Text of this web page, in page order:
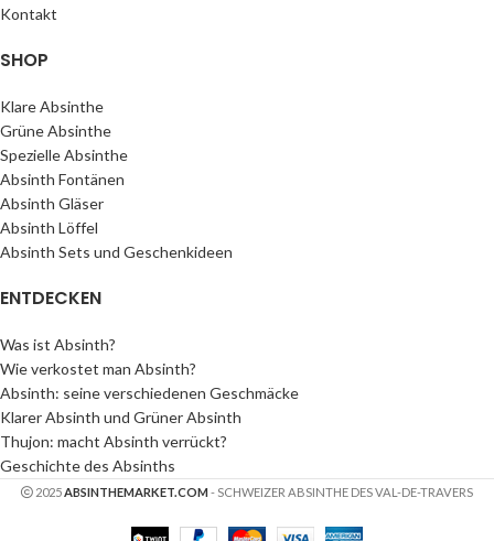
Kontakt
SHOP
Klare Absinthe
Grüne Absinthe
Spezielle Absinthe
Absinth Fontänen
Absinth Gläser
Absinth Löffel
Absinth Sets und Geschenkideen
ENTDECKEN
Was ist Absinth?
Wie verkostet man Absinth?
Absinth: seine verschiedenen Geschmäcke
Klarer Absinth und Grüner Absinth
Thujon: macht Absinth verrückt?
Geschichte des Absinths
2025ABSINTHEMARKET.COM - SCHWEIZER ABSINTHE DES VAL-DE-TRAVERS